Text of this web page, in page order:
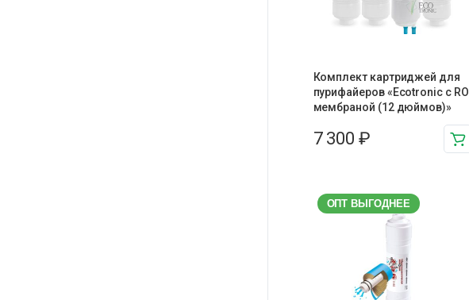
Комплект картриджей для
пурифайеров «Ecotronic с RO
мембраной (12 дюймов)»
7 300₽
ОПТ ВЫГОДНЕЕ